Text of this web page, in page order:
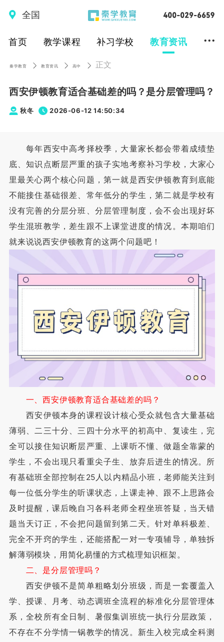
全国
首页 教学课程 补习学校 教育资讯 ...
秦学教育 教育资讯 高中 正文
西安伊顿教育适合基础差的吗？是分层管理吗？
秋冬 2026-06-12 14:50:34
每年西安中高考择校季，大量家长都会带着成绩垫
底、知识点断层严重的孩子实地考察补习学校，大家心
里最关心两个核心问题，第一就是西安伊顿教育到底能
不能接住基础很差、常年低分的学生，第二就是学校有
没有完善的分层分班、分层管理制度，会不会出现好坏
学生混班教学，差生跟不上课堂进度的情况。本期咱们
就来说说西安伊顿教育的这两个问题吧！
一、西安伊顿教育适合基础差的吗？
西安伊顿本身的课程设计核心受众就包含大量基础
薄弱、二三十分、三四十分水平的初高中、复读生，完
全可以接住知识断层严重、上课听不懂、做题全靠蒙的
学生，不会出现只看重尖子生、放弃后进生的情况。所
有基础班全部控制在25人以内精品小班，老师能关注到
每一位低分学生的听课状态，上课走神、跟不上思路会
及时提醒，课后晚自习各科老师全程坐班答疑，当天错
题当天订正，不会把问题留到第二天。针对单科极差、
完全不开窍的学生，还能搭配一对一专项辅导，单独拆
解薄弱模块，用简化易懂的方式梳理知识框架。
二、是分层管理吗？
西安伊顿不是简单粗略划分班级，而是一套覆盖入
学、授课、月考、动态调班全流程的标准化分层管理体
系，全校所有全日制、暑假集训班统一执行分层政策，
不存在不分学情一锅教学的情况。新生入校完成全科测